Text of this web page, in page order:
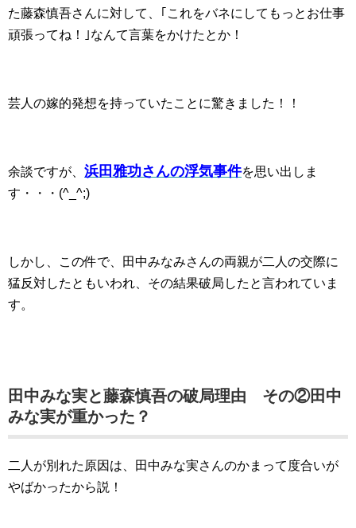
た藤森慎吾さんに対して、｢これをバネにしてもっとお仕事
頑張ってね！｣なんて言葉をかけたとか！
芸人の嫁的発想を持っていたことに驚きました！！
余談ですが、 浜田雅功さんの浮気事件を思い出しま
す・・・(^_^;)
しかし、この件で、田中みなみさんの両親が二人の交際に
猛反対したともいわれ、その結果破局したと言われていま
す。
田中みな実と藤森慎吾の破局理由 その②田中
みな実が重かった？
二人が別れた原因は、田中みな実さんのかまって度合いが
やばかったから説！